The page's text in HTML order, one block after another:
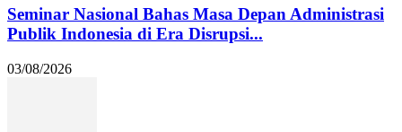
Seminar Nasional Bahas Masa Depan Administrasi
Publik Indonesia di Era Disrupsi...
03/08/2026